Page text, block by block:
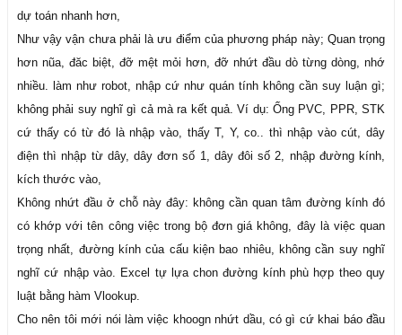
dự toán nhanh hơn,
Như vậy vận chưa phải là ưu điểm của phương pháp này; Quan trọng
hơn nũa, đăc biệt, đỡ mệt mỏi hơn, đỡ nhứt đầu dò từng dòng, nhớ
nhiều. làm như robot, nhập cứ như quán tính không cần suy luận gì;
không phải suy nghĩ gì cả mà ra kết quả. Ví dụ: Ống PVC, PPR, STK
cứ thấy có từ đó là nhập vào, thấy T, Y, co.. thì nhập vào cút, dây
điện thì nhập từ dây, dây đơn số 1, dây đôi số 2, nhập đường kính,
kích thước vào,
Không nhứt đầu ở chỗ này đây: không cần quan tâm đường kính đó
có khớp với tên công việc trong bộ đơn giá không, đây là việc quan
trọng nhất, đường kính của cấu kiện bao nhiêu, không cần suy nghĩ
nghĩ cứ nhập vào. Excel tự lựa chon đường kính phù hợp theo quy
luật bằng hàm Vlookup.
Cho nên tôi mới nói làm việc khoogn nhứt dầu, có gì cứ khai báo đầu